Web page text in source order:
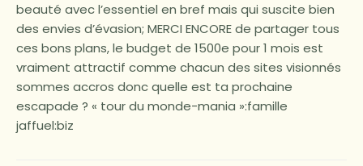
beauté avec l’essentiel en bref mais qui suscite bien
des envies d’évasion; MERCI ENCORE de partager tous
ces bons plans, le budget de 1500e pour 1 mois est
vraiment attractif comme chacun des sites visionnés
sommes accros donc quelle est ta prochaine
escapade ? « tour du monde-mania »:famille
jaffuel:biz